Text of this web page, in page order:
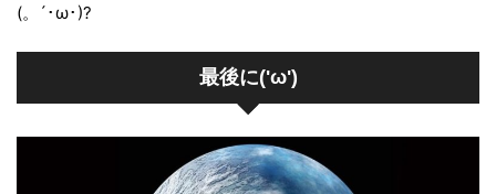
(。´･ω･)?
最後に('ω')